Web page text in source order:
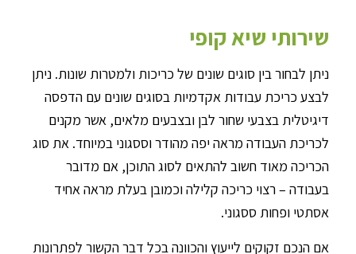
שירותי שיא קופי
ניתן לבחור בין סוגים שונים של כריכות ולמטרות שונות. ניתן
לבצע כריכת עבודות אקדמיות בסוגים שונים עם הדפסה
דיגיטלית בצבעי שחור לבן ובצבעים מלאים, אשר מקנים
לכריכת העבודה מראה יפה מהודר וססגוני במיוחד. את סוג
הכריכה מאוד חשוב להתאים לסוג התוכן, אם מדובר
בעבודה – רצוי כריכה קלילה וכמובן בעלת מראה אחיד
אסתטי ופחות ססגוני.
אם הנכם זקוקים לייעוץ והכוונה בכל דבר הקשור לפתרונות